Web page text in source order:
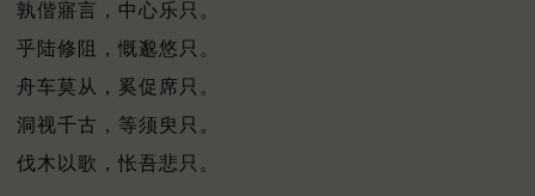
孰偕寤言，中心乐只。
乎陆修阻，慨邈悠只。
舟车莫从，奚促席只。
洞视千古，等须臾只。
伐木以歌，怅吾悲只。